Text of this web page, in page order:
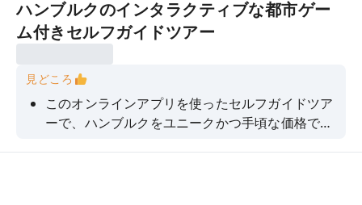
ハンブルクのインタラクティブな都市ゲー
ム付きセルフガイドツアー
見どころ
このオンラインアプリを使ったセルフガイドツア
ーで、ハンブルクをユニークかつ手頃な価格で知